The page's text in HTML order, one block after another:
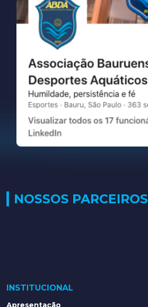
NOSSOS PARCEIROS
INSTITUCIONAL
Apresentação